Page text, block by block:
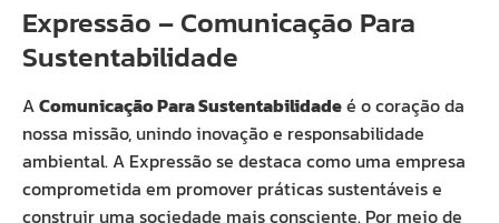
Expressão – Comunicação Para
Sustentabilidade
AComunicação Para Sustentabilidadeé o coração da
nossa missão, unindo inovação e responsabilidade
ambiental. A Expressão se destaca como uma empresa
comprometida em promover práticas sustentáveis e
construir uma sociedade mais consciente. Por meio de